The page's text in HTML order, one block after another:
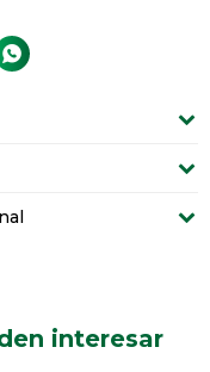

interesar